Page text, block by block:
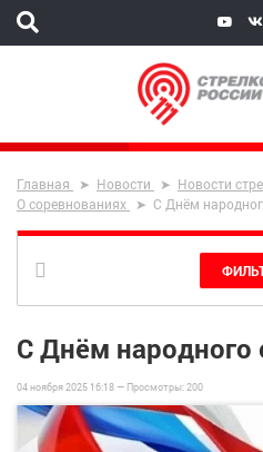
Главная Новости
Новости
О соревнованиях
С Днём
С Днём народного
04 ноября 2025 16:18 — Просмотры:200